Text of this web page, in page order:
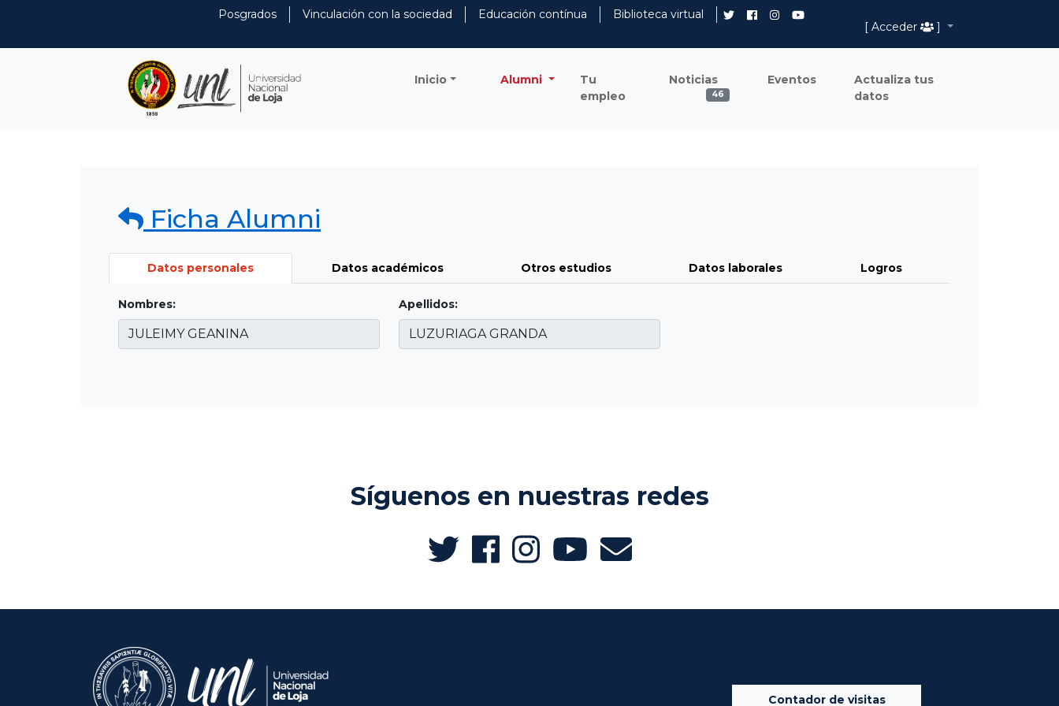
Posgrados Vinculación con la sociedad Educación contínua
Biblioteca virtual
[ Acceder
]
Inicio Alumni
Tu
empleo
Noticias
46
Eventos
Actualiza tus
datos
Ficha Alumni
Datos personales Datos académicos Otros estudios Datos laborales Logros
Nombres: Apellidos:
Síguenos en nuestras redes
Contador de visitas